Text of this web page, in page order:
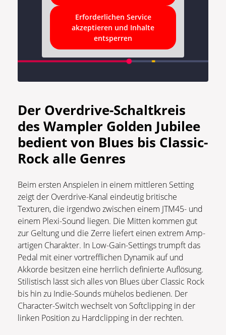
Erforderlichen Service
akzeptieren und Inhalte
entsperren
Der Overdrive-Schaltkreis
des Wampler Golden Jubilee
bedient von Blues bis Classic-
Rock alle Genres
Beim ersten Anspielen in einem mittleren Setting
zeigt der Overdrive-Kanal eindeutig britische
Texturen, die irgendwo zwischen einem JTM45- und
einem Plexi-Sound liegen. Die Mitten kommen gut
zur Geltung und die Zerre liefert einen extrem Amp-
artigen Charakter. In Low-Gain-Settings trumpft das
Pedal mit einer vortrefflichen Dynamik auf und
Akkorde besitzen eine herrlich definierte Auflösung.
Stilistisch lässt sich alles von Blues über Classic Rock
bis hin zu Indie-Sounds mühelos bedienen. Der
Character-Switch wechselt von Softclipping in der
linken Position zu Hardclipping in der rechten.